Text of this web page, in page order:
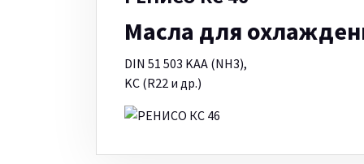
Масла для
DIN 51 503 KAA (NH3),
KC (R22 и др.)